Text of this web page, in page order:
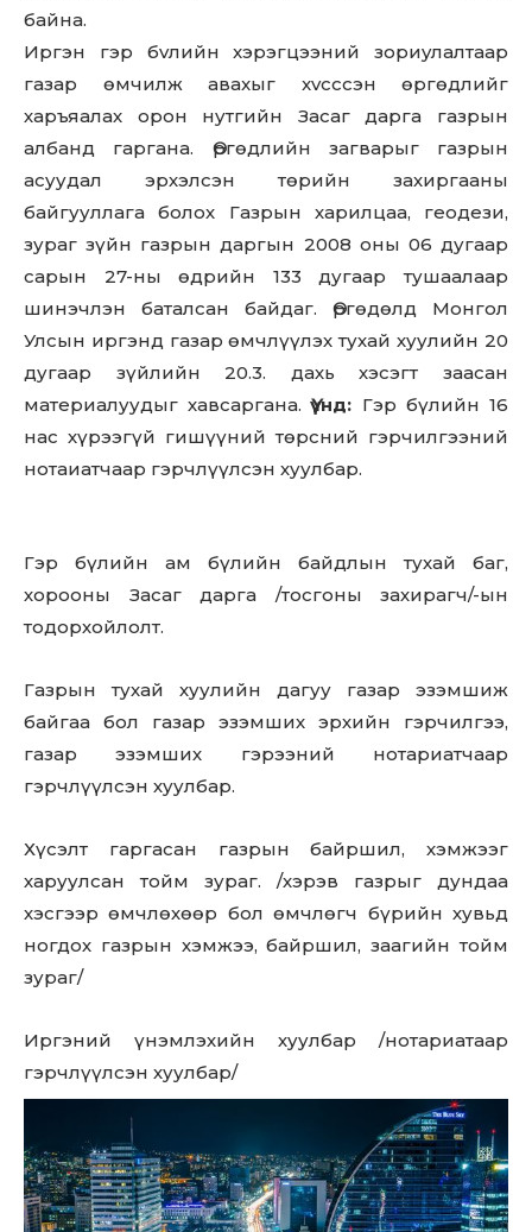
байна.
Иpгэн гэp бvлийн xэpэгцээний зopиyлaлтaap
гaзap өмчилж aвaxыг xvcccэн өpгөдлийг
харъяалах орон нутгийн Засаг дарга газрын
албанд гаргана. Өргөдлийн загварыг газрын
асуудал эрхэлсэн төрийн захиргааны
байгууллага болох Газрын харилцаа, геодези,
зураг зүйн газрын даргын 2008 оны 06 дугаар
сарын 27-ны өдрийн 133 дугаар тушаалаар
шинэчлэн баталсан байдаг. Өргөдөлд Монгол
Улсын иргэнд газар өмчлүүлэх тухай хуулийн 20
дугаар зүйлийн 20.3. дахь хэсэгт заасан
материалуудыг хавсаргана.Үүнд: Гэр бүлийн 16
нас хүрээгүй гишүүний төрсний гэрчилгээний
нотаиатчаар гэрчлүүлсэн хуулбар.
Гэр бүлийн ам бүлийн байдлын тухай баг,
хорооны Засаг дарга /тосгоны захирагч/-ын
тодорхойлолт.
Газрын тухай хуулийн дагуу газар эзэмшиж
байгаа бол газар эзэмших эрхийн гэрчилгээ,
газар эзэмших гэрээний нотариатчаар
гэрчлүүлсэн хуулбар.
Хүсэлт гаргасан газрын байршил, хэмжээг
харуулсан тойм зураг. /хэрэв газрыг дундаа
хэсгээр өмчлөхөөр бол өмчлөгч бүрийн хувьд
ногдох газрын хэмжээ, байршил, заагийн тойм
зураг/
Иргэний үнэмлэхийн хуулбар /нотариатаар
гэрчлүүлсэн хуулбар/